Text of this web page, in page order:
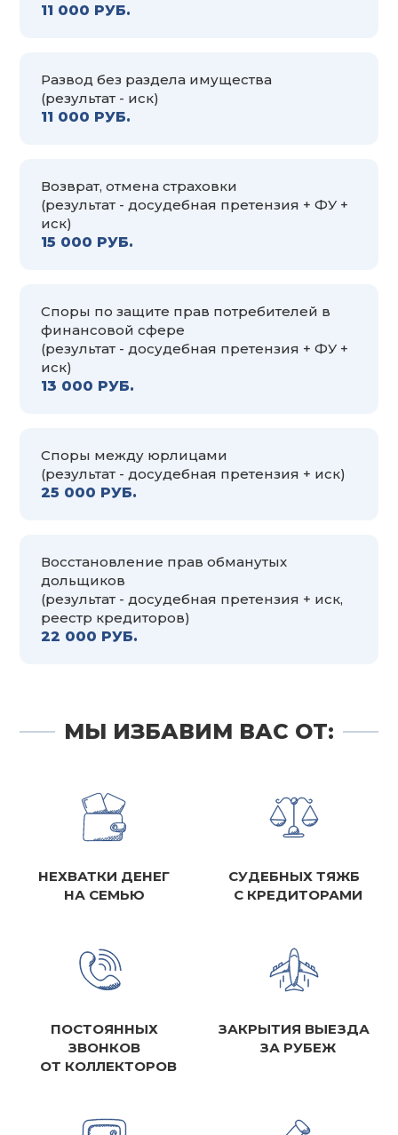
11 000 РУБ.
Развод без раздела имущества
(результат - иск)
11 000 РУБ.
Возврат, отмена страховки
(результат - досудебная претензия + ФУ +
иск)
15 000 РУБ.
Споры по защите прав потребителей в
финансовой сфере
(результат - досудебная претензия + ФУ +
иск)
13 000 РУБ.
Споры между юрлицами
(результат - досудебная претензия + иск)
25 000 РУБ.
Восстановление прав обманутых
дольщиков
(результат - досудебная претензия + иск,
реестр кредиторов)
22 000 РУБ.
МЫ ИЗБАВИМ ВАС ОТ:
НЕХВАТКИ ДЕНЕГ
НА СЕМЬЮ
СУДЕБНЫХ ТЯЖБ
С КРЕДИТОРАМИ
ПОСТОЯННЫХ
ЗВОНКОВ
ОТ КОЛЛЕКТОРОВ
ЗАКРЫТИЯ ВЫЕЗДА
ЗА РУБЕЖ